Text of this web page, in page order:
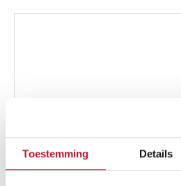
Toestemming Details
met